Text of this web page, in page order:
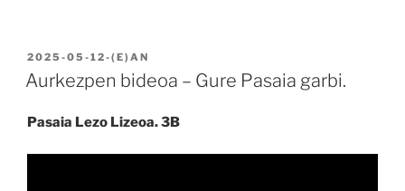
2025-05-12-(E)AN
Aurkezpen bideoa – Gure Pasaia garbi.
Pasaia Lezo Lizeoa. 3B